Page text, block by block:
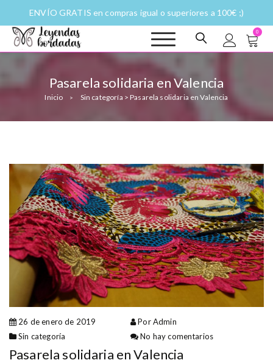
ENVÍO GRATIS en compras igual o superiores a 100€ ;)
Leyendas
bordadas |
fantásticas a
puntadas
0
Pasarela solidaria en Valencia
Inicio > Sin categoría >Pasarela solidaria en Valencia
26 de enero de 2019
Por Admin
Sin categoría
No hay comentarios
Pasarela solidaria en Valencia